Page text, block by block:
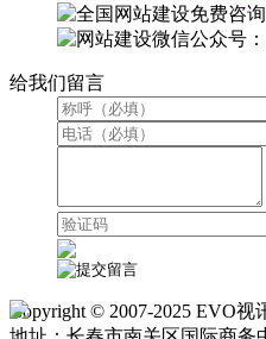
微信公众号
给我们留言
Copyright © 2007-2025 EVO